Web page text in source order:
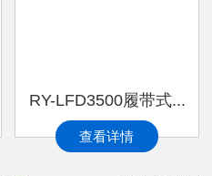
RY-LFD3500履带式...
查看详情